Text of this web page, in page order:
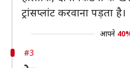
ट्रांसप्लांट करवाना पड़ता है।
आपने
#3